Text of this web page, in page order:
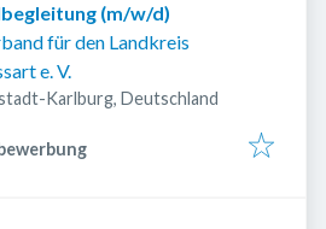
(m/w/d)
für den Landkreis
e. V.
Karlburg, Deutschland